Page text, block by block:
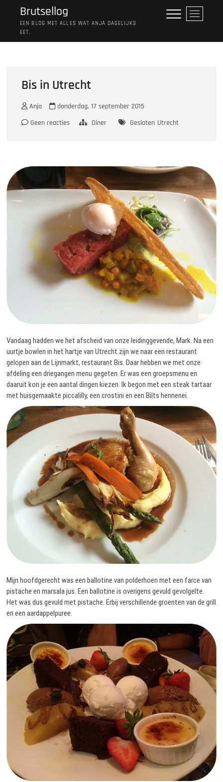
Brutsellog
EEN BLOG MET ALLES WAT ANJA DAGELIJKS
EET.
M
e
Bis in Utrecht
Anja
donderdag, 17 september 2015
Geen reacties
Diner Gesloten Utrecht
Vandaag hadden we het afscheid van onze leidinggevende, Mark. Na een
uurtje bowlen in het hartje van Utrecht zijn we naar een restaurant
gelopen aan de Lijnmarkt, restaurant Bis. Daar hebben we met onze
afdeling een driegangen menu gegeten. Er was een groepsmenu en
daaruit kon je een aantal dingen kiezen.Ik begon met een steak tartaar
met huisgemaakte piccalilly, een crostini en een Bilts hennenei.
Mijn hoofdgerecht was een ballotine van polderhoen met een farce van
pistache en marsala jus. Een ballotine is overigens gevuld gevolgelte.
Het was dus gevuld met pistache. Erbij verschillende groenten van de grill
en een aardappelpuree.